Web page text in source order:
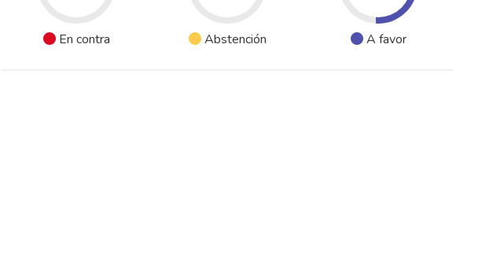
En contra Abstención A favor